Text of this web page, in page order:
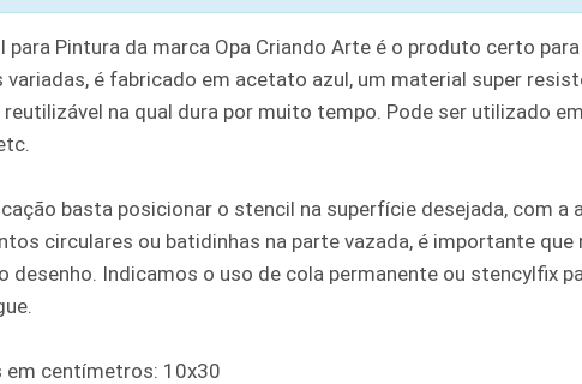
para Pintura da marca Opa Criando Arte é o produto certo
variadas, é fabricado em acetato azul, um material super
na qual dura por muito tempo. Pode ser utilizado
basta posicionar o stencil na superfície desejada, com
circulares ou batidinhas na parte vazada, é importante
desenho. Indicamos o uso de cola permanente ou stencylfix
em centímetros: 10x30